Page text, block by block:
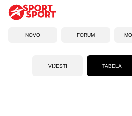
NOVO FORUM
VIJESTI TABELA